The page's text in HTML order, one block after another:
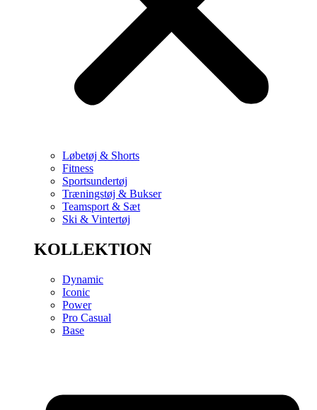
Løbetøj & Shorts
Fitness
Sportsundertøj
Træningstøj & Bukser
Teamsport & Sæt
Ski & Vintertøj
KOLLEKTION
Dynamic
Iconic
Power
Pro Casual
Base